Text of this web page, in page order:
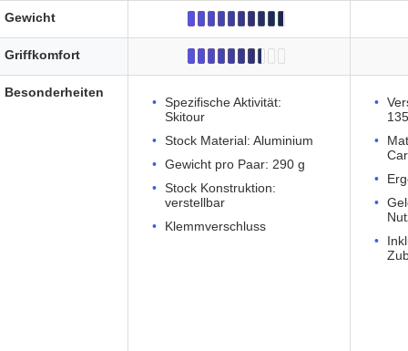
Spezifische Aktivität:
Skitour
Stock Material: Aluminium
Gewicht pro Paar: 290 g
Stock Konstruktion:
verstellbar
Klemmverschluss
Gewicht
Griffkomfort
Besonderheiten